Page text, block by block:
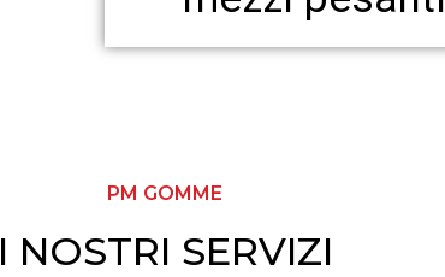
PM GOMME
I NOSTRI SERVIZI